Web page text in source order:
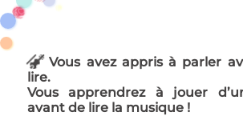
Vous avez appris à parler
lire.
Vous apprendrez à jouer
avant de lire la musique !